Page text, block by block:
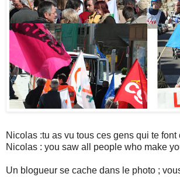
Nicolas :tu as vu tous ces gens qui te font
Nicolas : you saw all people who make
Un blogueur se cache dans le photo ;